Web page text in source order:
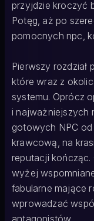
przyjdzie kroczyć
Potęg, aż po
pomocnych npc,
Pierwszy rozdział
które wraz z
systemu. Oprócz
i najważniejszych
gotowych NPC od
krawcową, na
reputacji kończąc.
wyżej
fabularne mające
wprowadzać
antagonistów.